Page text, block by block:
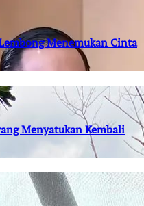
Menemukan Cinta
Menyatukan Kembali